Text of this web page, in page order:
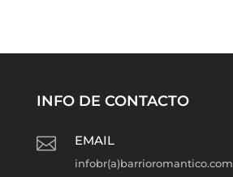
INFO DE CONTACTO
 EMAIL
infobr(a)barrioromantico.com